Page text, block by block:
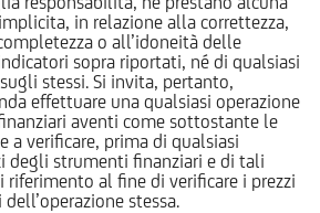
in relazione alla correttezza,
o all’idoneità delle
sopra riportati, né di qualsiasi
stessi. Si invita, pertanto,
effettuare una qualsiasi operazione
aventi come sottostante le
a verificare, prima di qualsiasi
degli strumenti finanziari e di tali
al fine di verificare i prezzi
stessa.